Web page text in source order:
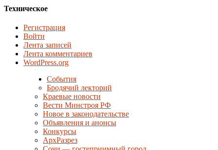
Техническое
Регистрация
Войти
Лента записей
Лента комментариев
WordPress.org
События
Бродячий лекторий
Краевые новости
Вести Минстроя РФ
Новое в законодательстве
Объявления и анонсы
Конкурсы
АрхРазрез